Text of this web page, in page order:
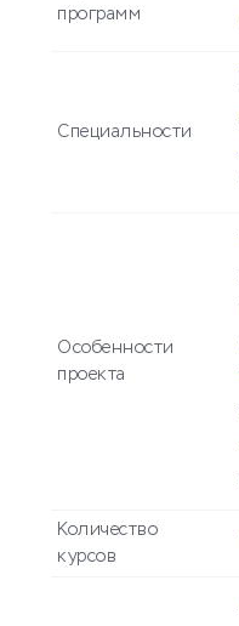
программ
Специальности
Особенности
проекта
Количество
курсов